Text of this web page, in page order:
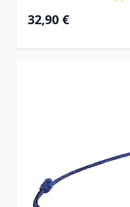
32,90 €